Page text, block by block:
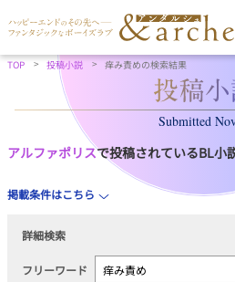
TOP 投稿小説 痒み責めの検索結果
Submitted
アルファポリスで投稿されているBL小
掲載条件はこちら
詳細検索
フリーワード